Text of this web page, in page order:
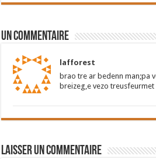
Un commentaire
lafforest
brao tre ar bedenn man;pa
breizeg,e vezo treusfeurmet
Laisser un commentaire